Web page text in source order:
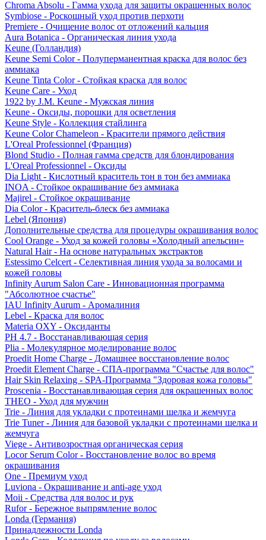
Chroma Absolu - Гамма ухода для защиты окрашенных волос
Symbiose - Роскошный уход против перхоти
Premiere - Очищение волос от отложений кальция
Aura Botanica - Органическая линия ухода
Keune (Голландия)
Keune Semi Color - Полуперманентная краска для волос без
аммиака
Keune Tinta Color - Стойкая краска для волос
Keune Care - Уход
1922 by J.M. Keune - Мужская линия
Keune - Оксиды, порошки для осветления
Keune Style - Коллекция стайлинга
Keune Color Chameleon - Красители прямого действия
L'Oreal Professionnel (Франция)
Blond Studio - Полная гамма средств для блондирования
L'Oreal Professionnel - Оксиды
Dia Light - Кислотный краситель тон в тон без аммиака
INOA - Стойкое окрашивание без аммиака
Majirel - Стойкое окрашивание
Dia Color - Краситель-блеск без аммиака
Lebel (Япония)
Дополнительные средства для процедуры окрашивания волос
Cool Orange - Уход за кожей головы «Холодный апельсин»
Natural Hair - На основе натуральных экстрактов
Estessimo Celcert - Селективная линия ухода за волосами и
кожей головы
Infinity Aurum Salon Care - Инновационная программа
"Абсолютное счастье"
IAU Infinity Aurum - Аромалиния
Lebel - Краска для волос
Materia OXY - Оксиданты
PH 4.7 - Восстанавливающая серия
Plia - Молекулярное моделирование волос
Proedit Home Charge - Домашнее восстановление волос
Proedit Element Charge - СПА-программа "Счастье для волос"
Hair Skin Relaxing - SPA-Программа "Здоровая кожа головы"
Proscenia - Восстанавливающая серия для окрашенных волос
THEO - Уход для мужчин
Trie - Линия для укладки с протеинами шелка и жемчуга
Trie Tuner - Линия для базовой укладки с протеинами шелка и
жемчуга
Viege - Антивозростная органическая серия
Locor Serum Color - Восстановление волос во время
окрашивания
One - Премиум уход
Luviona - Окрашивание и anti-age уход
Moii - Средства для волос и рук
Rufor - Бережное выпрямление волос
Londa (Германия)
Принадлежности Londa